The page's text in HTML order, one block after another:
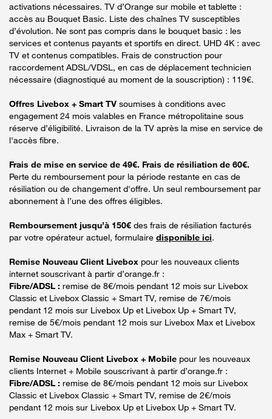
activations nécessaires. TV d’Orange sur mobile et tablette :
accès au Bouquet Basic. Liste des chaînes TV susceptibles
d’évolution. Ne sont pas compris dans le bouquet basic : les
services et contenus payants et sportifs en direct. UHD 4K : avec
TV et contenus compatibles. Frais de construction pour
raccordement ADSL/VDSL, en cas de déplacement technicien
nécessaire (diagnostiqué au moment de la souscription) : 119€.
Offres Livebox + Smart TV soumises à conditions avec
engagement 24 mois valables en France métropolitaine sous
réserve d’éligibilité. Livraison de la TV après la mise en service de
l'accès fibre.
Frais de mise en service de 49€. Frais de résiliation de 60€.
Perte du remboursement pour la période restante en cas de
résiliation ou de changement d'offre. Un seul remboursement par
abonnement à l’une des offres éligibles.
Remboursement jusqu’à 150€ des frais de résiliation facturés
par votre opérateur actuel, formulaire disponible ici.
Remise Nouveau Client Livebox pour les nouveaux clients
internet souscrivant à partir d’orange.fr :
Fibre/ADSL : remise de 8€/mois pendant 12 mois sur Livebox
Classic et Livebox Classic + Smart TV, remise de 7€/mois
pendant 12 mois sur Livebox Up et Livebox Up + Smart TV,
remise de 5€/mois pendant 12 mois sur Livebox Max et Livebox
Max + Smart TV.
Remise Nouveau Client Livebox + Mobile pour les nouveaux
clients Internet + Mobile souscrivant à partir d’orange.fr :
Fibre/ADSL : remise de 8€/mois pendant 12 mois sur Livebox
Classic et Livebox Classic + Smart TV, remise de 2€/mois
pendant 12 mois sur Livebox Up et Livebox Up + Smart TV.